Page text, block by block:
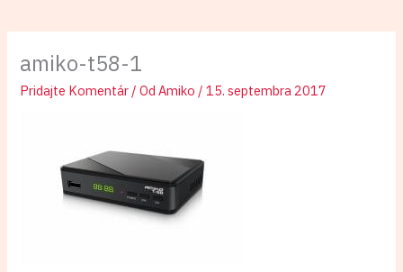
amiko-t58-1
Pridajte Komentár / Od Amiko /15. septembra 2017